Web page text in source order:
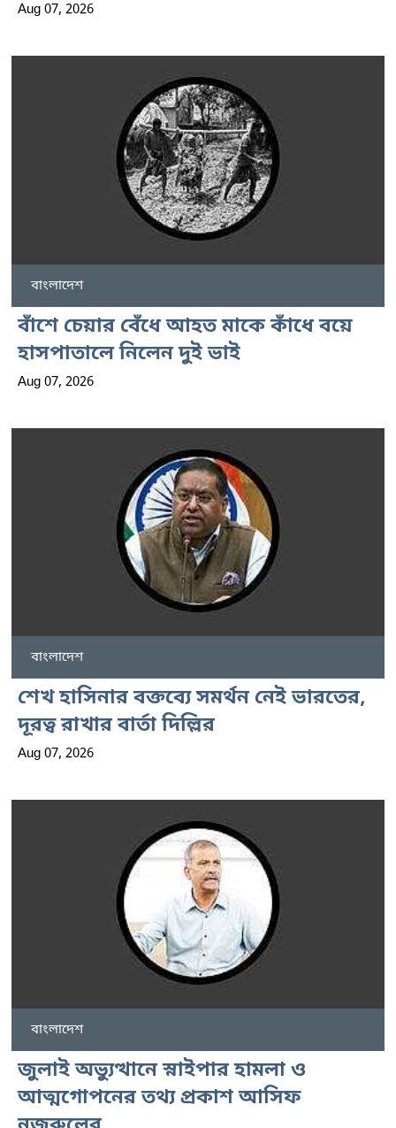
Aug 07, 2026
বাংলাদেশ
বাঁশে চেয়ার বেঁধে আহত মাকে কাঁধে বয়ে
হাসপাতালে নিলেন দুই ভাই
Aug 07, 2026
বাংলাদেশ
শেখ হাসিনার বক্তব্যে সমর্থন নেই ভারতের,
দূরত্ব রাখার বার্তা দিল্লির
Aug 07, 2026
বাংলাদেশ
জুলাই অভ্যুত্থানে স্নাইপার হামলা ও
আত্মগোপনের তথ্য প্রকাশ আসিফ